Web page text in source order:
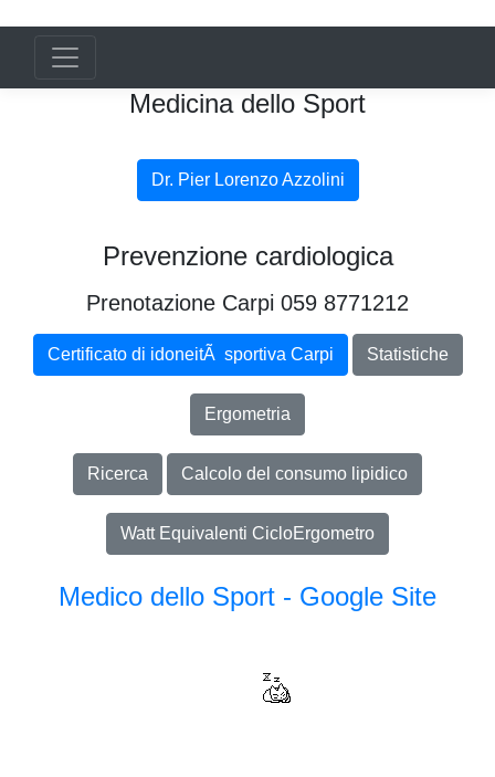
Medicina dello Sport
Dr. Pier Lorenzo Azzolini
Prevenzione cardiologica
Prenotazione Carpi 059 8771212
Certificato di idoneitÃ sportiva Carpi Statistiche
Ergometria
Ricerca Calcolo del consumo lipidico
Watt Equivalenti CicloErgometro
Medico dello Sport - Google Site